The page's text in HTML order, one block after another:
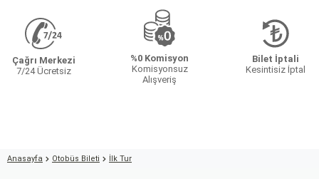
Çağrı Merkezi
7/24 Ücretsiz
%0 Komisyon
Komisyonsuz
Alışveriş
Bilet İptali
Kesintisiz İptal
Anasayfa Otobüs Bileti İlk Tur